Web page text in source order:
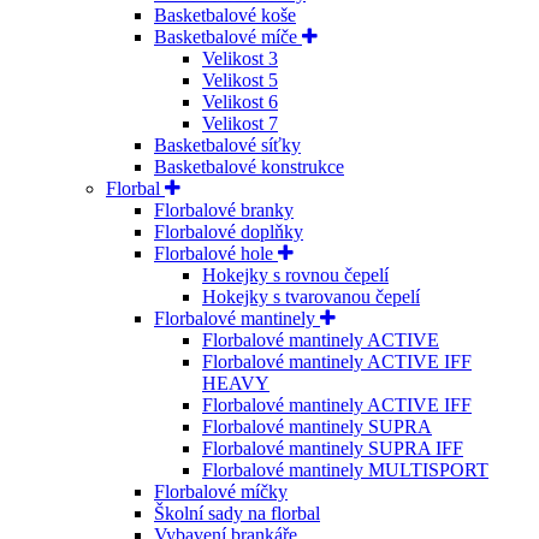
Basketbalové koše
Basketbalové míče
Velikost 3
Velikost 5
Velikost 6
Velikost 7
Basketbalové síťky
Basketbalové konstrukce
Florbal
Florbalové branky
Florbalové doplňky
Florbalové hole
Hokejky s rovnou čepelí
Hokejky s tvarovanou čepelí
Florbalové mantinely
Florbalové mantinely ACTIVE
Florbalové mantinely ACTIVE IFF
HEAVY
Florbalové mantinely ACTIVE IFF
Florbalové mantinely SUPRA
Florbalové mantinely SUPRA IFF
Florbalové mantinely MULTISPORT
Florbalové míčky
Školní sady na florbal
Vybavení brankáře